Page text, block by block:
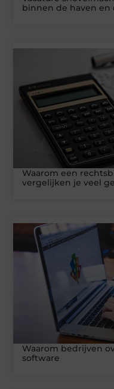
binnen de haven en
Waarom een
vergelijken je veel
Waarom bedrijven
software